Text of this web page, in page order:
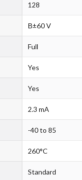
128
В±60 V
Full
Yes
Yes
2.3 mA
-40 to 85
260°C
Standard